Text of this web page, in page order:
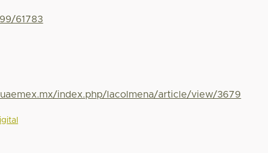
61783
index.php/lacolmena/article/view/3679